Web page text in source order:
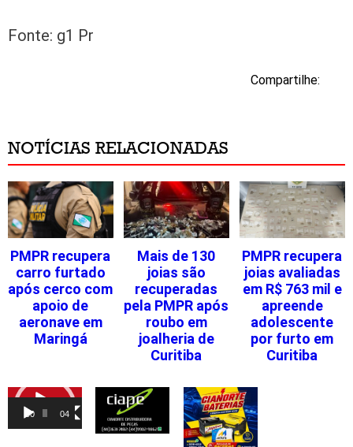
Fonte: g1 Pr
Compartilhe:
NOTÍCIAS RELACIONADAS
PMPR recupera
carro furtado
após cerco com
apoio de
aeronave em
Maringá
Mais de 130
joias são
recuperadas
pela PMPR após
roubo em
joalheria de
Curitiba
PMPR recupera
joias avaliadas
em R$ 763 mil e
apreende
adolescente
por furto em
Curitiba
Tocador
vídeo
00:00 04:46